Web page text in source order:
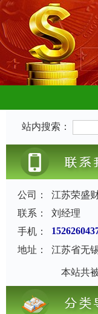
站内搜索：
公司：
江苏荣盛
联系：
刘经理
手机：
地址：
江苏省无
本站共